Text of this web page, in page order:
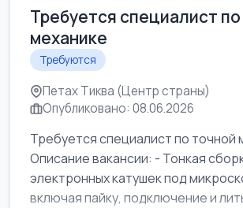
Требуется специалист
механике
Требуются
Петах Тиква (Центр страны)
Опубликовано: 08.06.2026
Требуется специалист по точной
Описание вакансии: - Тонкая
электронных катушек под
включая пайку, подключение и